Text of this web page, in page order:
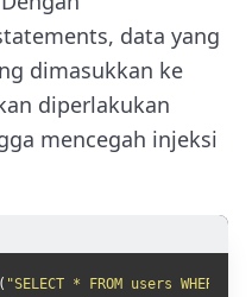
data yang
dimasukkan ke
diperlakukan
mencegah injeksi
( "SELECT * FROM users WHERE